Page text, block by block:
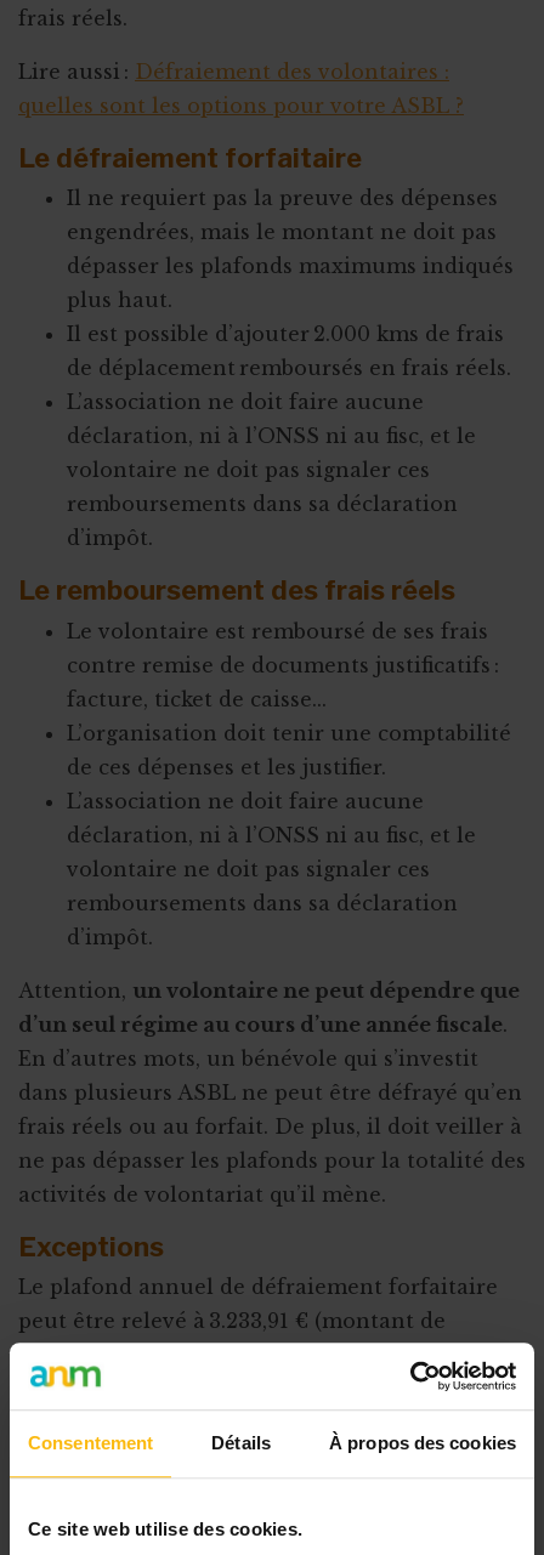
Consentement Détails À propos des cookies
Ce site web utilise des cookies.
frais réels.
Lire aussi : Défraiement des volontaires :
quelles sont les options pour votre ASBL ?
Le défraiement forfaitaire
Il ne requiert pas la preuve des dépenses
engendrées, mais le montant ne doit pas
dépasser les plafonds maximums indiqués
plus haut.
Il est possible d’ajouter 2.000 kms de frais
de déplacement remboursés en frais réels.
L’association ne doit faire aucune
déclaration, ni à l’ONSS ni au fisc, et le
volontaire ne doit pas signaler ces
remboursements dans sa déclaration
d’impôt.
Le remboursement des frais réels
Le volontaire est remboursé de ses frais
contre remise de documents justificatifs :
facture, ticket de caisse...
L’organisation doit tenir une comptabilité
de ces dépenses et les justifier.
L’association ne doit faire aucune
déclaration, ni à l’ONSS ni au fisc, et le
volontaire ne doit pas signaler ces
remboursements dans sa déclaration
d’impôt.
Attention, un volontaire ne peut dépendre que
d’un seul régime au cours d’une année fiscale.
En d’autres mots, un bénévole qui s’investit
dans plusieurs ASBL ne peut être défrayé qu’en
frais réels ou au forfait. De plus, il doit veiller à
ne pas dépasser les plafonds pour la totalité des
activités de volontariat qu’il mène.
Exceptions
Le plafond annuel de défraiement forfaitaire
peut être relevé à 3.233,91 € (montant de
2026) pour certaines catégories de volontaires :
Dans le sport : entraîneur, professeur,
coach, coordinateur des sports pour les
jeunes, arbitre, membre du jury, steward,